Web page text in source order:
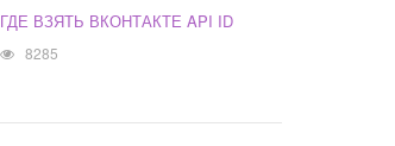
ГДЕ ВЗЯТЬ ВКОНТАКТЕ API ID
8285